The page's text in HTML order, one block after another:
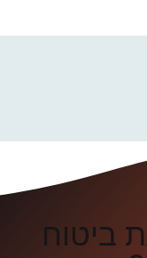
ביטוח